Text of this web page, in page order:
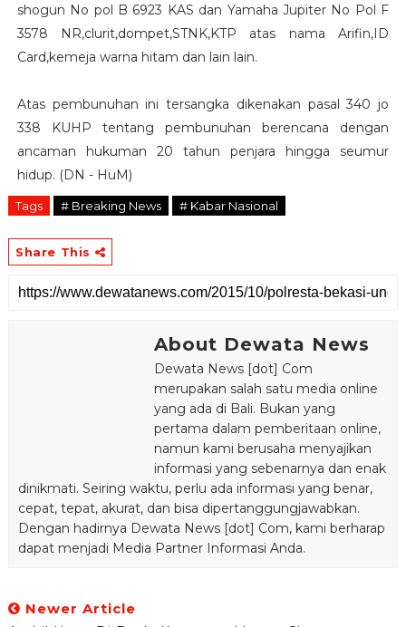
shogun No pol B 6923 KAS dan Yamaha Jupiter No Pol F
3578 NR,clurit,dompet,STNK,KTP atas nama Arifin,ID
Card,kemeja warna hitam dan lain lain.
Atas pembunuhan ini tersangka dikenakan pasal 340 jo
338 KUHP tentang pembunuhan berencana dengan
ancaman hukuman 20 tahun penjara hingga seumur
hidup. (DN - HuM)
Tags # Breaking News # Kabar Nasional
Share This
About Dewata News
Dewata News [dot] Com
merupakan salah satu media online
yang ada di Bali. Bukan yang
pertama dalam pemberitaan online,
namun kami berusaha menyajikan
informasi yang sebenarnya dan enak
dinikmati. Seiring waktu, perlu ada informasi yang benar,
cepat, tepat, akurat, dan bisa dipertanggungjawabkan.
Dengan hadirnya Dewata News [dot] Com, kami berharap
dapat menjadi Media Partner Informasi Anda.
Newer Article